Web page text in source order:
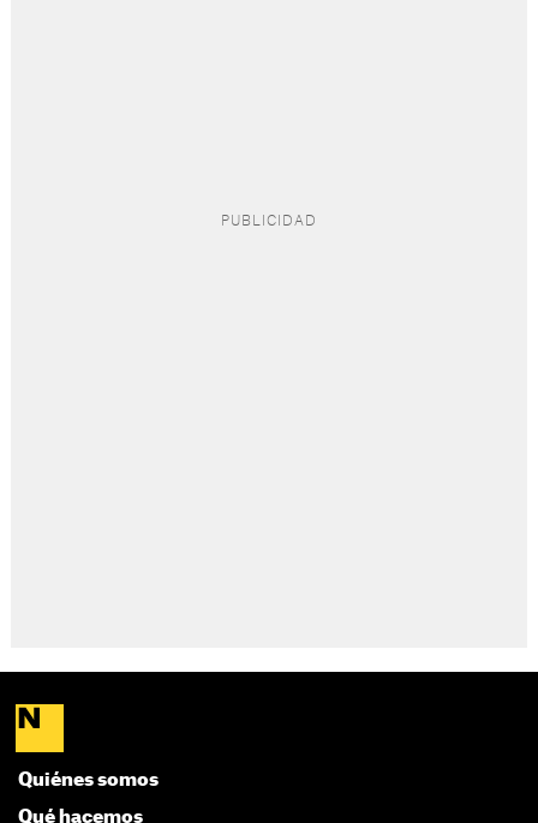
Quiénes somos
Qué hacemos